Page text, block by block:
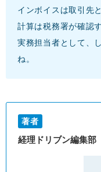
インボイスは取引先
計算は税務署が確認
実務担当者として、
ね。
著者
経理ドリブン編集部